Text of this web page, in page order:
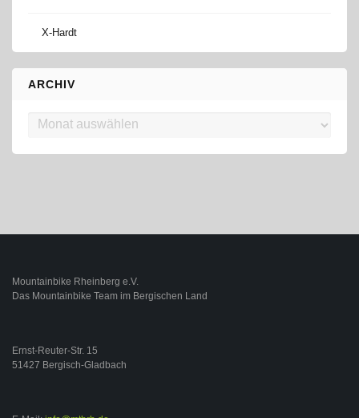
X-Hardt
ARCHIV
Archiv
Mountainbike Rheinberg e.V.
Das Mountainbike Team im Bergischen Land
Ernst-Reuter-Str. 15
51427 Bergisch-Gladbach